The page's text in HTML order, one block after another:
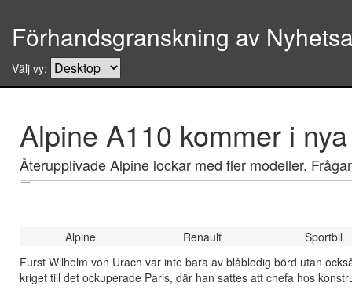
Förhandsgranskning av
Välj vy:
Alpine A110 kommer i
Återupplivade Alpine lockar med fler modeller.
Alpine Renault
Sportbil
Furst Wilhelm von Urach var inte bara av blåblodig börd utan
kriget till det ockuperade Paris, där han sattes att chefa hos